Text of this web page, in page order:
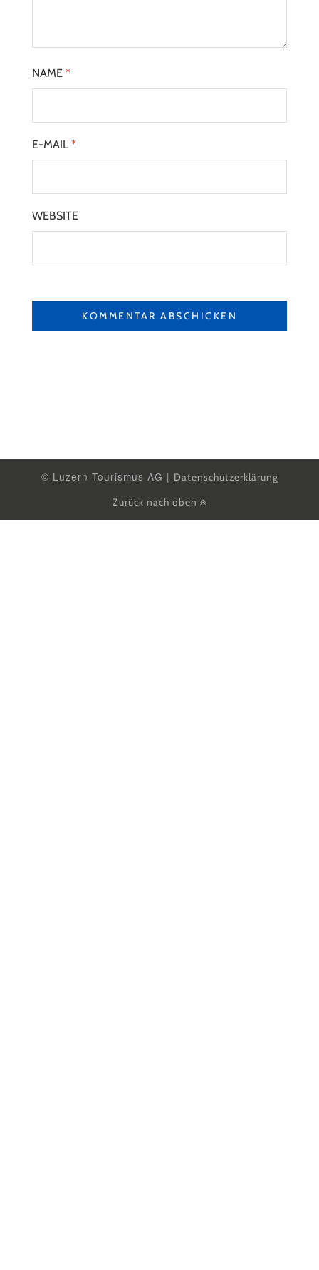
NAME *
E-MAIL *
WEBSITE
© Luzern Tourismus AG | Datenschutzerklärung
Zurück nach oben